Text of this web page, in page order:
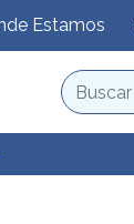
Estamos